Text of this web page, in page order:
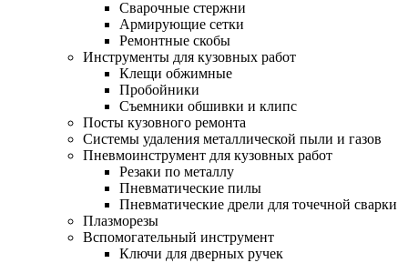
Сварочные стержни
Армирующие сетки
Ремонтные скобы
Инструменты для кузовных работ
Клещи обжимные
Пробойники
Съемники обшивки и клипс
Посты кузовного ремонта
Системы удаления металлической пыли и газов
Пневмоинструмент для кузовных работ
Резаки по металлу
Пневматические пилы
Пневматические дрели для точечной сварки
Плазморезы
Вспомогательный инструмент
Ключи для дверных ручек